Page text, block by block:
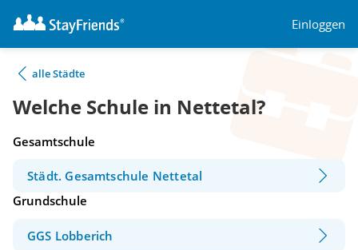
Einloggen
alle Städte
Welche Schule in Nettetal?
Gesamtschule
Städt. Gesamtschule Nettetal
Grundschule
GGS Lobberich